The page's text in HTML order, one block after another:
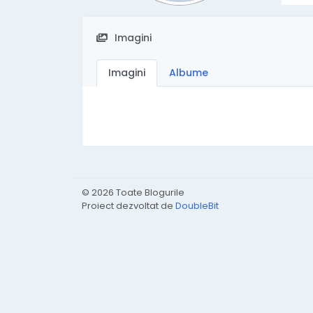
Imagini
Imagini Albume
© 2026 Toate Blogurile
Proiect dezvoltat de DoubleBit